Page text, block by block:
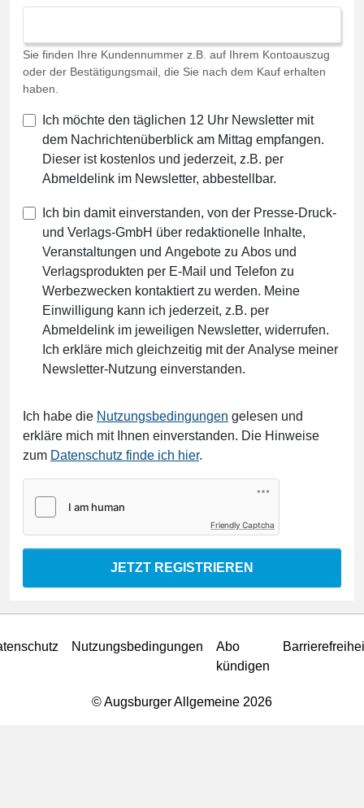
Sie finden Ihre Kundennummer z.B. auf Ihrem Kontoauszug
oder der Bestätigungsmail, die Sie nach dem Kauf erhalten
haben.
Ich möchte den täglichen 12 Uhr Newsletter mit
dem Nachrichtenüberblick am Mittag empfangen.
Dieser ist kostenlos und jederzeit, z.B. per
Abmeldelink im Newsletter, abbestellbar.
Ich bin damit einverstanden, von der Presse-Druck-
und Verlags-GmbH über redaktionelle Inhalte,
Veranstaltungen und Angebote zu Abos und
Verlagsprodukten per E-Mail und Telefon zu
Werbezwecken kontaktiert zu werden. Meine
Einwilligung kann ich jederzeit, z.B. per
Abmeldelink im jeweiligen Newsletter, widerrufen.
Ich erkläre mich gleichzeitig mit der Analyse meiner
Newsletter-Nutzung einverstanden.
Ich habe die Nutzungsbedingungen gelesen und
erkläre mich mit Ihnen einverstanden. Die Hinweise
zum Datenschutz finde ich hier.
Friendly Captcha
JETZT REGISTRIEREN
Nutzungsbedingungen
Abo
kündigen
© Augsburger Allgemeine 2026